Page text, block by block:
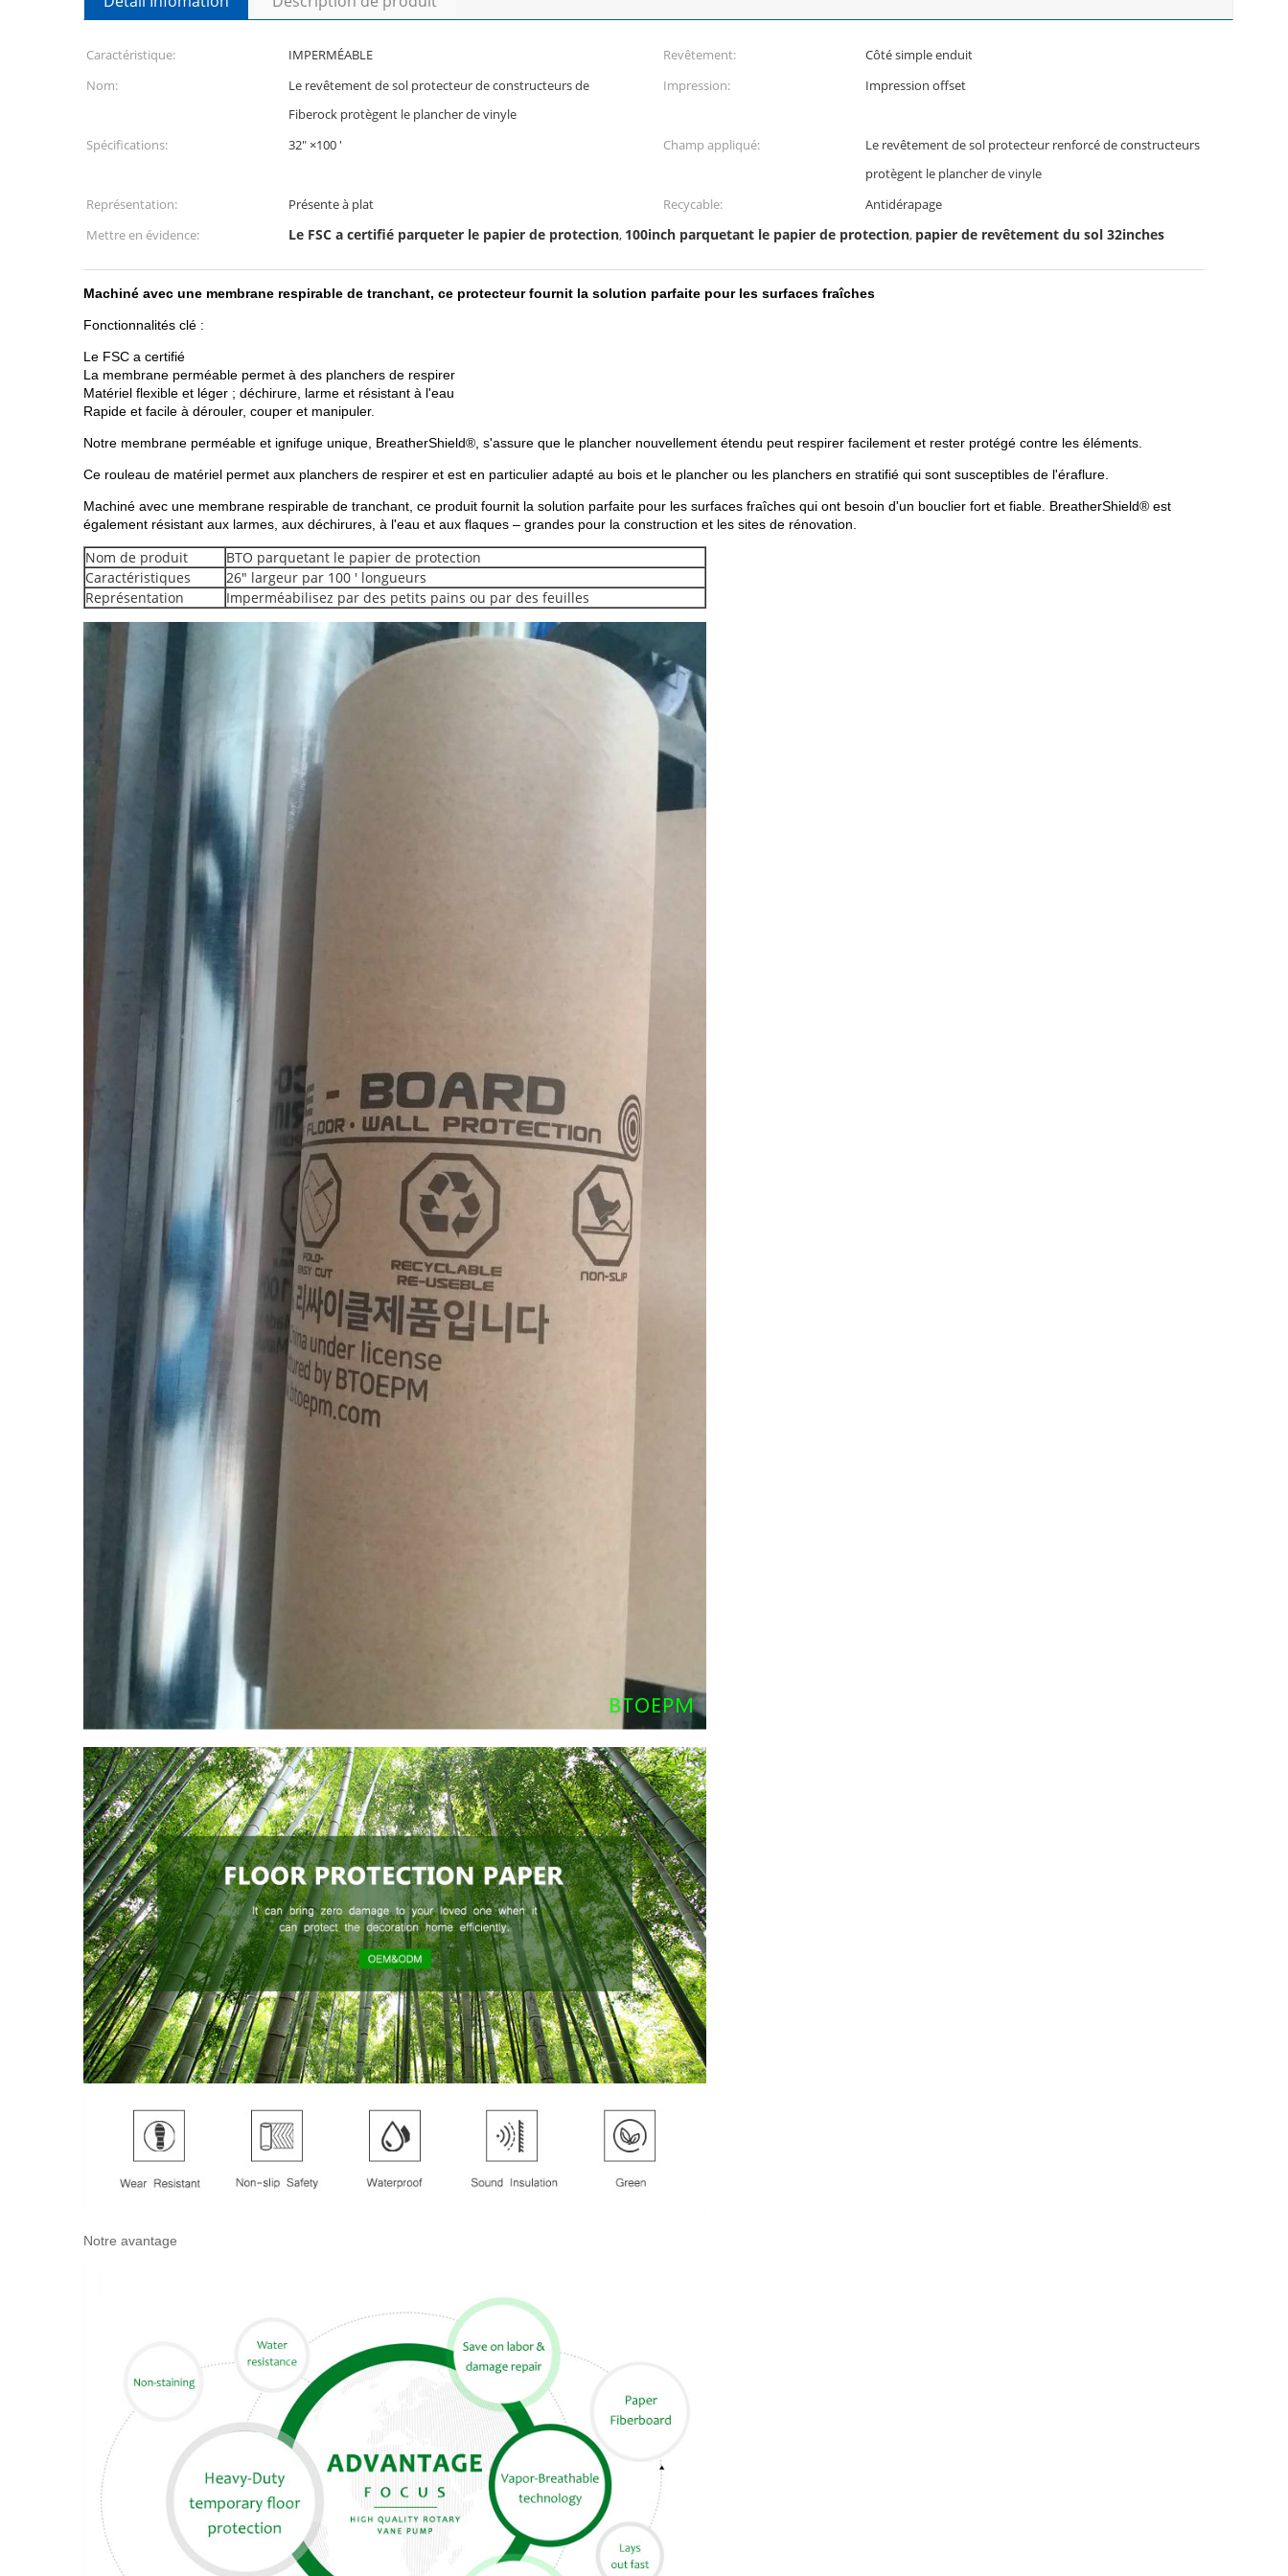
Laisser un message
Nous vous rappellerons bientôt!
Caractéristique: IMPERMÉABLE Revêtement:
Côté simple enduit
Nom:
Le revêtement de sol protecteur de constructeurs de
Fiberock protègent le plancher de vinyle
Impression: Impression offset
Spécifications: 32" ×100 ' Champ appliqué:
Le revêtement de sol protecteur renforcé de constructeurs
protègent le plancher de vinyle
Représentation:
Présente à plat Recycable:
Antidérapage
Mettre en évidence:
Le FSC a certifié parqueter le papier de protection, 100inch parquetant le papier de protection, papier de revêtement du sol 32inches
Machiné avec une membrane respirable de tranchant, ce protecteur fournit la solution parfaite pour les surfaces fraîches
Fonctionnalités clé :
Le FSC a certifié
La membrane perméable permet à des planchers de respirer
Matériel flexible et léger ; déchirure, larme et résistant à l'eau
Rapide et facile à dérouler, couper et manipuler.
Notre membrane perméable et ignifuge unique, BreatherShield®, s'assure que le plancher nouvellement étendu peut respirer facilement et rester protégé contre les éléments.
Ce rouleau de matériel permet aux planchers de respirer et est en particulier adapté au bois et le plancher ou les planchers en stratifié qui sont susceptibles de l'éraflure.
Machiné avec une membrane respirable de tranchant, ce produit fournit la solution parfaite pour les surfaces fraîches qui ont besoin d'un bouclier fort et fiable. BreatherShield® est
également résistant aux larmes, aux déchirures, à l'eau et aux flaques – grandes pour la construction et les sites de rénovation.
Nom de produit
BTO parquetant le papier de protection
Caractéristiques
26" largeur par 100 ' longueurs
Représentation
Imperméabilisez par des petits pains ou par des feuilles
Notre avantage